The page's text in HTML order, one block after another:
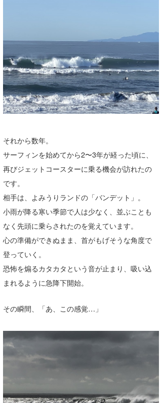
それから数年。
サーフィンを始めてから2〜3年が経った頃に、
再びジェットコースターに乗る機会が訪れたの
です。
相手は、よみうりランドの「バンデット」。
小雨が降る寒い季節で人は少なく、並ぶことも
なく先頭に乗らされたのを覚えています。
心の準備ができぬまま、首がもげそうな角度で
登っていく。
恐怖を煽るカタカタという音が止まり、吸い込
まれるように急降下開始。
その瞬間、「あ、この感覚…」
NOBUFUKU
大野”MAR”修聖
喜納海人
G◎Da
H
KID
KY
MIN
mitz
OYZ
S.K
Soulman
VAGY
たっちー
ハンマー